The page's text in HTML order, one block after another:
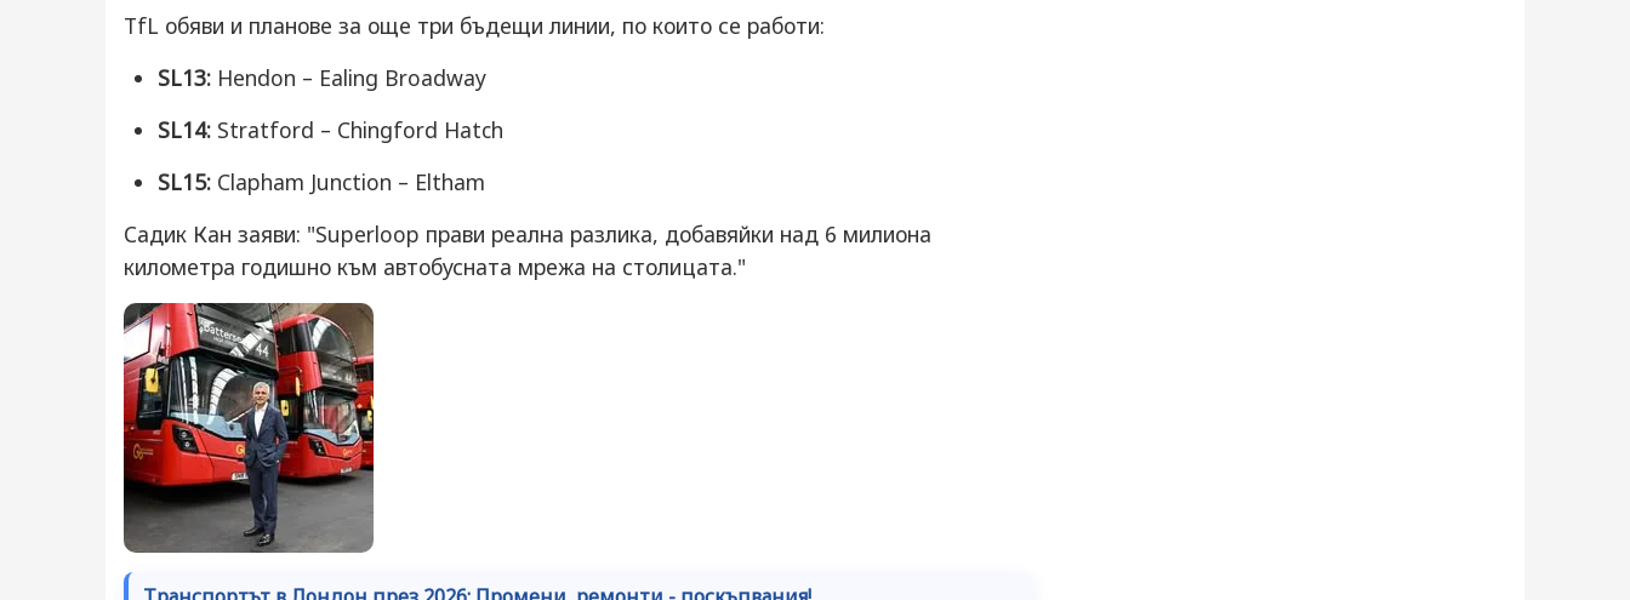
TfL обяви и планове за още три бъдещи линии, по които се работи:
SL13: Hendon – Ealing Broadway
SL14: Stratford – Chingford Hatch
SL15: Clapham Junction – Eltham
Садик Кан заяви: "Superloop прави реална разлика, добавяйки над 6 милиона
километра годишно към автобусната мрежа на столицата."